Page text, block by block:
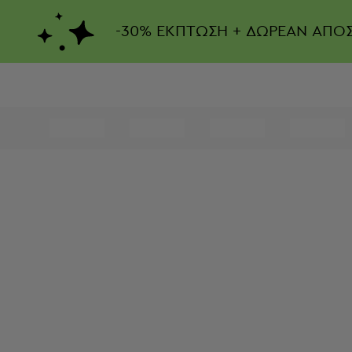
-30% ΕΚΠΤΩΣΗ + ΔΩΡΕΑΝ